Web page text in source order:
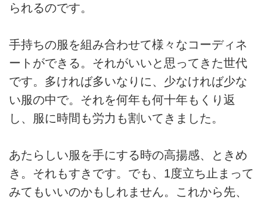
られるのです。
⼿持ちの服を組み合わせて様々なコーディネ
ートができる。それがいいと思ってきた世代
です。多ければ多いなりに、少なければ少な
い服の中で。それを何年も何⼗年もくり返
し、服に時間も労⼒も割いてきました。
あたらしい服を⼿にする時の⾼揚感、ときめ
き。それもすきです。でも、1度⽴ち⽌まって
みてもいいのかもしれません。これから先、